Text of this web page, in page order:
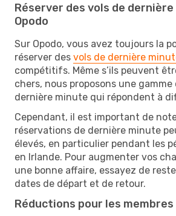
Réserver des vols de
Opodo
Sur Opodo, vous avez toujours la
réserver des vols de dernière
compétitifs. Même s’ils peuvent
chers, nous proposons une gamme
dernière minute qui répondent à
Cependant, il est important de
réservations de dernière minute
élevés, en particulier pendant les
en Irlande. Pour augmenter vos
une bonne affaire, essayez de
dates de départ et de retour.
Réductions pour les membres